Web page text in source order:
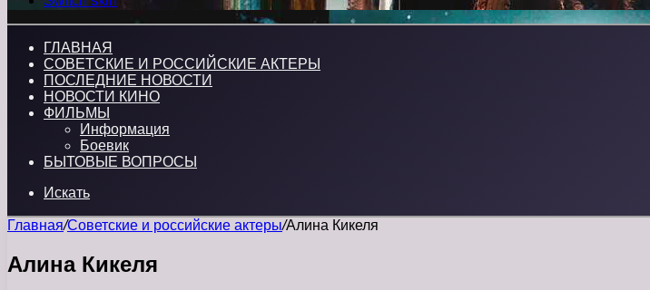
ГЛАВНАЯ
СОВЕТСКИЕ И РОССИЙСКИЕ АКТЕРЫ
ПОСЛЕДНИЕ НОВОСТИ
НОВОСТИ КИНО
ФИЛЬМЫ
Информация
Боевик
БЫТОВЫЕ ВОПРОСЫ
Искать
Главная/Советские и российские актеры/Алина Кикеля
Алина Кикеля